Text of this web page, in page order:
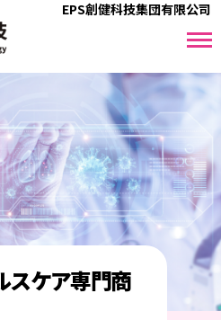
EPS創健科技集団有限公司
スケア専門商